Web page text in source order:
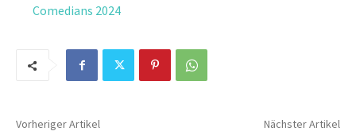
Comedians 2024
Vorheriger Artikel Nächster Artikel